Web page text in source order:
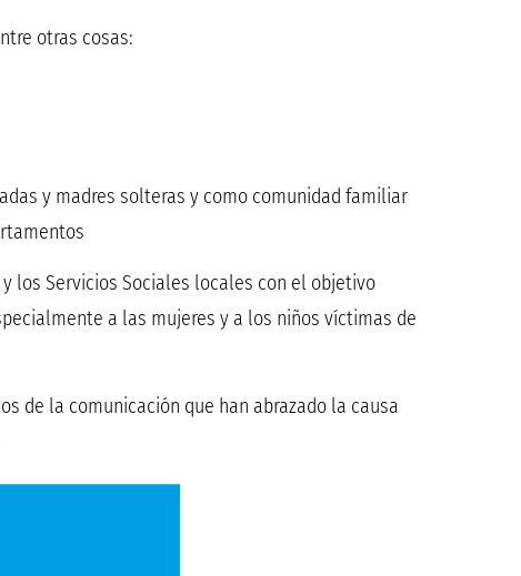
otras cosas:
y madres solteras y como comunidad familiar
los Servicios Sociales locales con el objetivo
a las mujeres y a los niños víctimas de
de la comunicación que han abrazado la causa